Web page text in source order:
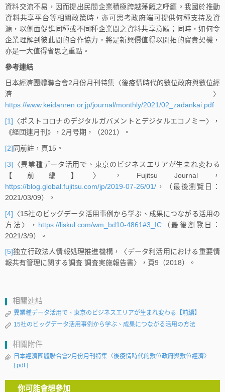
資料交流不易，因而提出民間企業積極跨越藩籬之呼籲。我國於推動
資料共享平台等相關政策時，亦可思考政府端可提供何種支持及資
源，以側面促進同種或不同種企業間之資料共享意願；同時，如何令
企業理解到彼此間的合作協力，將是新興價值得以開拓的寶貴契機，
亦是一大值得省思之重點。
參考連結
日本經濟團體聯合會2月份月刊特集〈後疫情時代的數位政府與數位經
濟〉
https://www.keidanren.or.jp/journal/monthly/2021/02_zadankai.pdf
[1] 〈ポストコロナのデジタルガバメントとデジタルエコノミー〉，
《経団連月刊》，2月号期，（2021）。
[2]同前註，頁15。
[3] 〈異業種データ活用で、東京のビジネスエリアが生まれ変わる
【前編】〉，Fujitsu Journal，
https://blog.global.fujitsu.com/jp/2019-07-26/01/ ，（最後瀏覽日：
2021/03/09）。
[4] 〈15社のビッグデータ活用事例から学ぶ、成果につながる活用の
方法〉， https://liskul.com/wm_bd10-4861#3_IC （最後瀏覽日：
2021/3/9）。
[5]独立行政法人情報処理推進機構，〈データ利活用における重要情
報共有管理に関する調査 調査実施報告書〉，頁9（2018）。
相關連結
異業種データ活用で、東京のビジネスエリアが生まれ変わる【前編】
15社のビッグデータ活用事例から学ぶ、成果につながる活用の方法
相關附件
日本經濟團體聯合會2月份月刊特集〈後疫情時代的數位政府與數位經濟〉
[ pdf ]
你可能會想參加